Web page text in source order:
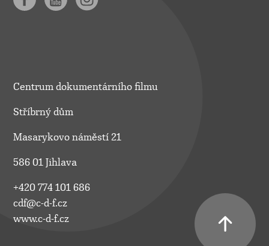
Centrum dokumentárního filmu
Stříbrný dům
Masarykovo náměstí 21
586 01 Jihlava
+420 774 101 686
cdf@c-d-f.cz
www.c-d-f.cz